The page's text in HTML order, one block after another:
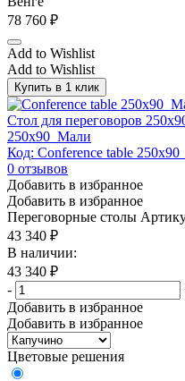
78 760 ₽
Add to Wishlist
Add to Wishlist
Купить в 1 клик
Стол для переговоров
250x90_Мали
Код: Conference table
0 отзывов
Добавить в избранное
Добавить в избранное
Переговорные столы
43 340 ₽
В наличии:
43 340 ₽
-
Добавить в избранное
Добавить в избранное
Цветовые решения